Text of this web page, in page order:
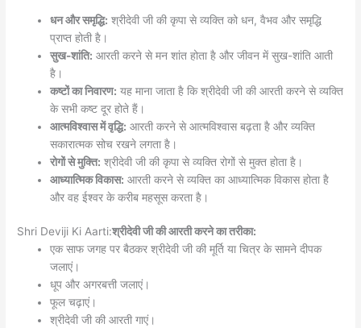
धन और समृद्धि: श्रीदेवी जी की कृपा से व्यक्ति को धन, वैभव और समृद्धि
प्राप्त होती है।
सुख-शांति: आरती करने से मन शांत होता है और जीवन में सुख-शांति आती
है।
कष्टों का निवारण: यह माना जाता है कि श्रीदेवी जी की आरती करने से व्यक्ति
के सभी कष्ट दूर होते हैं।
आत्मविश्वास में वृद्धि: आरती करने से आत्मविश्वास बढ़ता है और व्यक्ति
सकारात्मक सोच रखने लगता है।
रोगों से मुक्ति: श्रीदेवी जी की कृपा से व्यक्ति रोगों से मुक्त होता है।
आध्यात्मिक विकास: आरती करने से व्यक्ति का आध्यात्मिक विकास होता है
और वह ईश्वर के करीब महसूस करता है।
Shri Deviji Ki Aarti:श्रीदेवी जी की आरती करने का तरीका:
एक साफ जगह पर बैठकर श्रीदेवी जी की मूर्ति या चित्र के सामने दीपक
जलाएं।
धूप और अगरबत्ती जलाएं।
फूल चढ़ाएं।
श्रीदेवी जी की आरती गाएं।